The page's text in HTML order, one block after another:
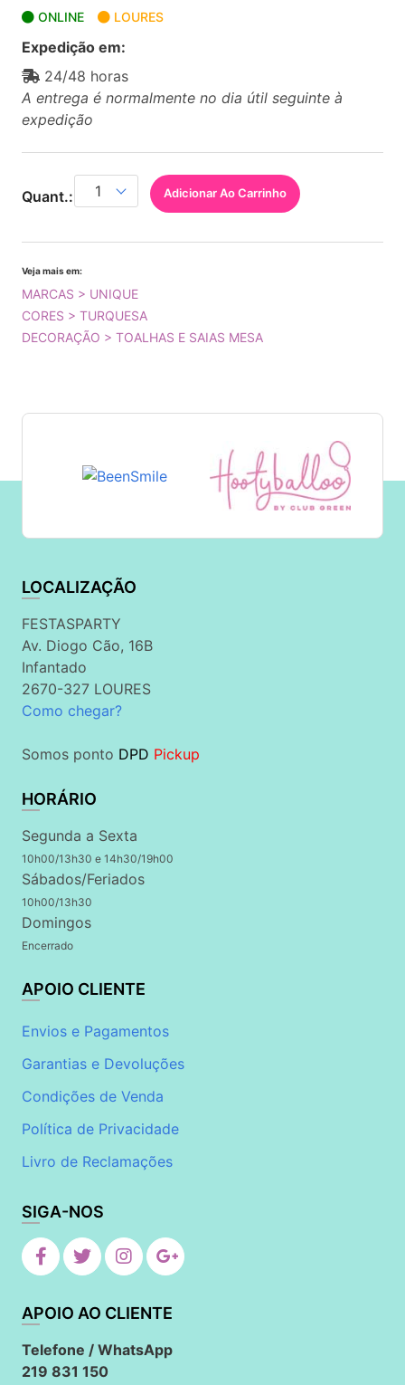
ONLINE LOURES
Expedição em:
24/48 horas
A entrega é normalmente no dia útil seguinte à
expedição
Quant.: Adicionar Ao Carrinho
Veja mais em:
MARCAS > UNIQUE
CORES > TURQUESA
DECORAÇÃO > TOALHAS E SAIAS MESA
LOCALIZAÇÃO
FESTASPARTY
Av. Diogo Cão, 16B
Infantado
2670-327 LOURES
Como chegar?
Somos ponto DPD Pickup
HORÁRIO
Segunda a Sexta
10h00/13h30 e 14h30/19h00
Sábados/Feriados
10h00/13h30
Domingos
Encerrado
APOIO CLIENTE
Envios e Pagamentos
Garantias e Devoluções
Condições de Venda
Política de Privacidade
Livro de Reclamações
SIGA-NOS
APOIO AO CLIENTE
Telefone / WhatsApp
219 831 150